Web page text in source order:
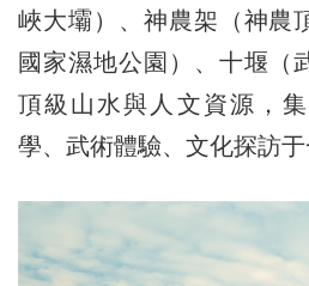
峽大壩）、神農架（神農
國家濕地公園）、十堰（
頂級山水與人文資源，
學、武術體驗、文化探訪于